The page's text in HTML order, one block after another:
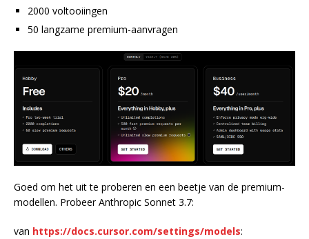
2000 voltooiingen
50 langzame premium-aanvragen
Goed om het uit te proberen en een beetje van de premium-
modellen. Probeer Anthropic Sonnet 3.7:
van https://docs.cursor.com/settings/models: